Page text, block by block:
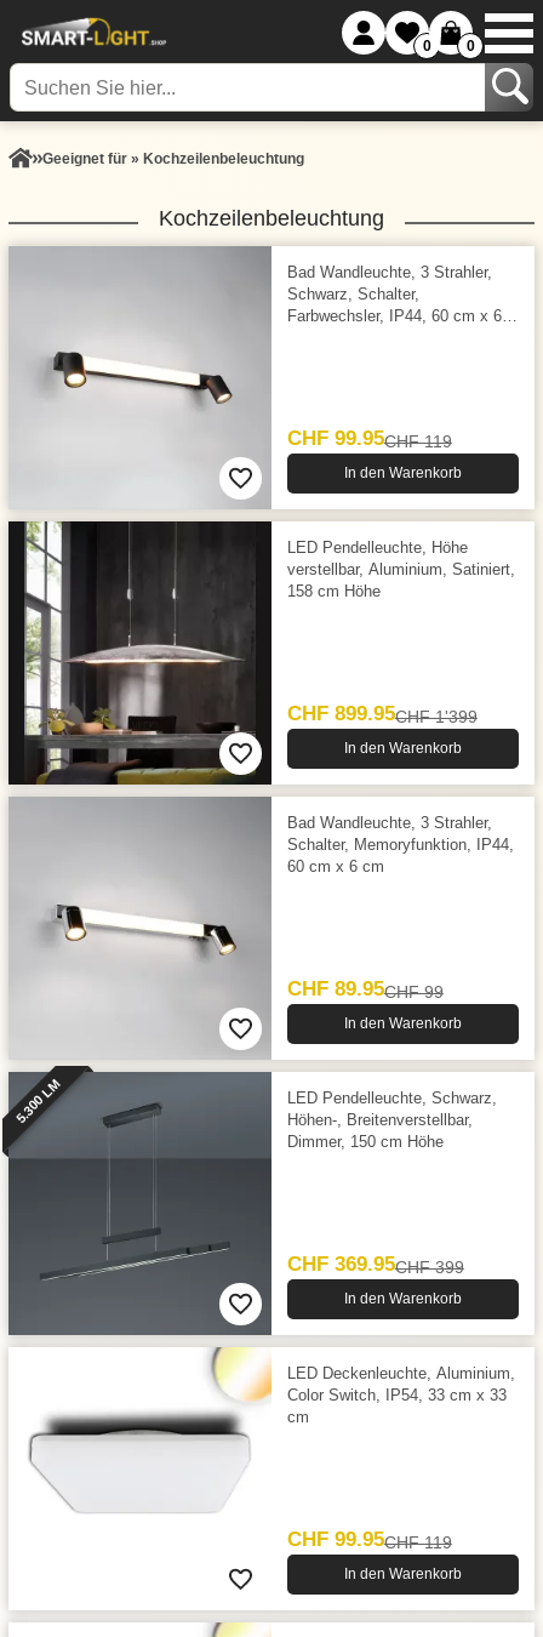
0 0
Geeignet für » Kochzeilenbeleuchtung
Kochzeilenbeleuchtung
Bad Wandleuchte, 3 Strahler,
Schwarz, Schalter,
Farbwechsler, IP44, 60 cm x 6
CHF 99.95CHF 119
In den Warenkorb
LED Pendelleuchte, Höhe
verstellbar, Aluminium, Satiniert,
158 cm Höhe
CHF 899.95CHF 1'399
In den Warenkorb
Bad Wandleuchte, 3 Strahler,
Schalter, Memoryfunktion, IP44,
60 cm x 6 cm
CHF 89.95CHF 99
In den Warenkorb
5.300 LM
LED Pendelleuchte, Schwarz,
Höhen-, Breitenverstellbar,
Dimmer, 150 cm Höhe
CHF 369.95CHF 399
In den Warenkorb
LED Deckenleuchte, Aluminium,
Color Switch, IP54, 33 cm x 33
cm
CHF 99.95CHF 119
In den Warenkorb